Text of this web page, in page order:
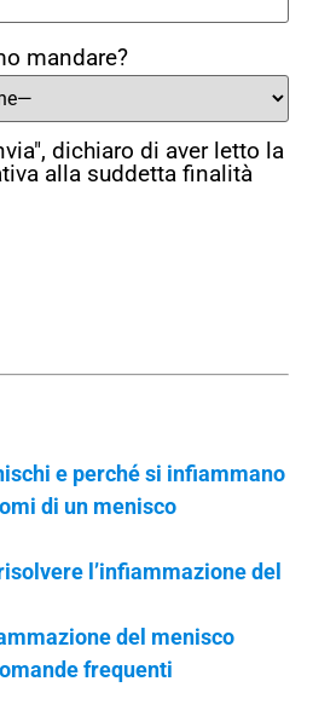
mandare?
dichiaro di aver letto la
alla suddetta finalità
e perché si infiammano
di un menisco
l’infiammazione del
del menisco
frequenti